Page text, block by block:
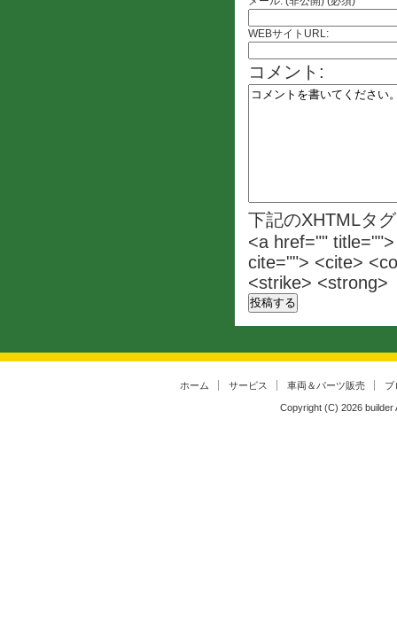
WEBサイトURL:
コメント:
下記のXHTMLタ
<a href=""
cite=""> <cite>
<strike> <strong>
ホーム サービス 車両＆パーツ販売 ブ
Copyright (C) 2026 builder